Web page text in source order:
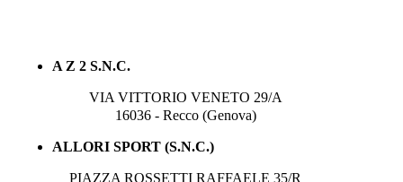
A Z 2 S.N.C.
VIA VITTORIO VENETO 29/A
16036 - Recco (Genova)
ALLORI SPORT (S.N.C.)
PIAZZA ROSSETTI RAFFAELE 35/R